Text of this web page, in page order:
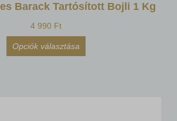
Barack Tartósított Bojli 1 Kg
4 990 Ft
Opciók választása